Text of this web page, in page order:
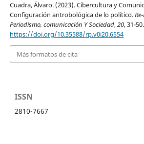
Cuadra, Álvaro. (2023). Cibercultura y
Configuración antrobológica de lo político.
Periodismo, comunicación Y Sociedad,20, 31-50.
https://doi.org/10.35588/rp.v0i20.6554
Más formatos de cita
ISSN
2810-7667